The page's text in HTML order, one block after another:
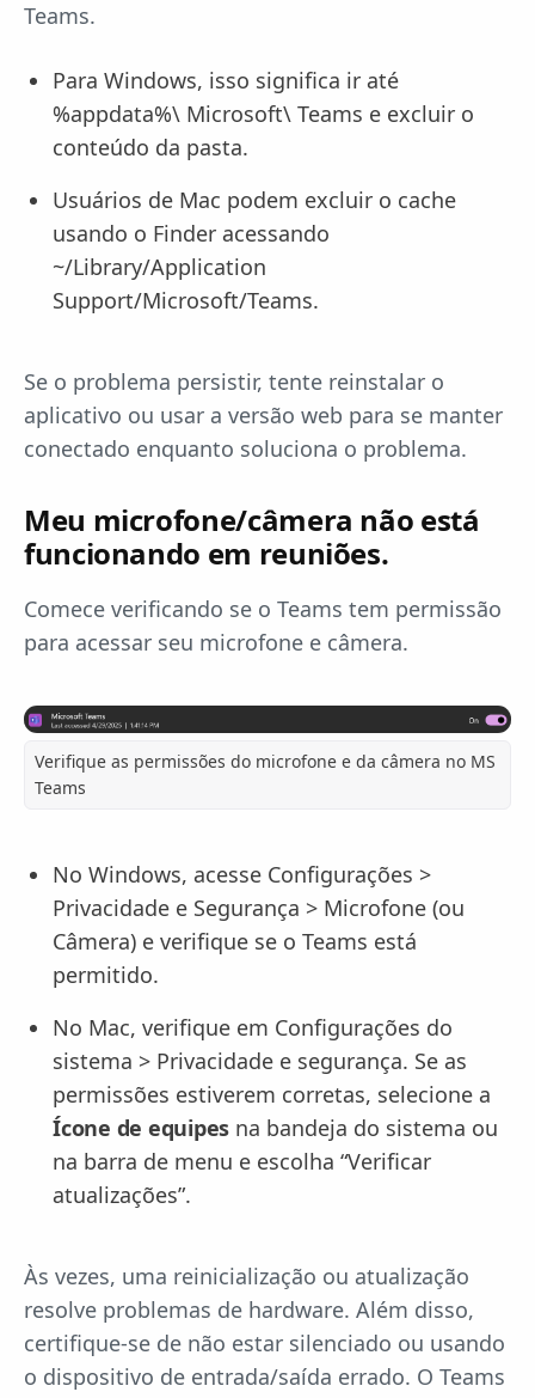
Teams.
Para Windows, isso significa ir até
%appdata%\ Microsoft\ Teams e excluir o
conteúdo da pasta.
Usuários de Mac podem excluir o cache
usando o Finder acessando
~/Library/Application
Support/Microsoft/Teams.
Se o problema persistir, tente reinstalar o
aplicativo ou usar a versão web para se manter
conectado enquanto soluciona o problema.
Meu microfone/câmera não está
funcionando em reuniões.
Comece verificando se o Teams tem permissão
para acessar seu microfone e câmera.
Verifique as permissões do microfone e da câmera no MS
Teams
No Windows, acesse Configurações >
Privacidade e Segurança > Microfone (ou
Câmera) e verifique se o Teams está
permitido.
No Mac, verifique em Configurações do
sistema > Privacidade e segurança. Se as
permissões estiverem corretas, selecione a
Ícone de equipes na bandeja do sistema ou
na barra de menu e escolha “Verificar
atualizações”.
Às vezes, uma reinicialização ou atualização
resolve problemas de hardware. Além disso,
certifique-se de não estar silenciado ou usando
o dispositivo de entrada/saída errado. O Teams